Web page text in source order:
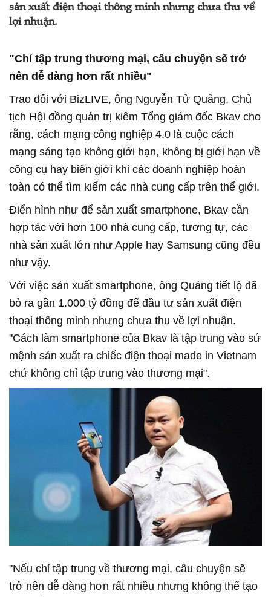
sản xuất điện thoại thông minh nhưng chưa thu về
lợi nhuận.
"Chỉ tập trung thương mại, câu chuyện sẽ trở
nên dễ dàng hơn rất nhiều"
Trao đổi với BizLIVE, ông Nguyễn Tử Quảng, Chủ
tịch Hội đồng quản trị kiêm Tổng giám đốc Bkav cho
rằng, cách mạng công nghiệp 4.0 là cuộc cách
mạng sáng tạo không giới hạn, không bị giới hạn về
công cụ hay biên giới khi các doanh nghiệp hoàn
toàn có thể tìm kiếm các nhà cung cấp trên thế giới.
Điển hình như để sản xuất smartphone, Bkav cần
hợp tác với hơn 100 nhà cung cấp, tương tự, các
nhà sản xuất lớn như Apple hay Samsung cũng đều
như vậy.
Với việc sản xuất smartphone, ông Quảng tiết lộ đã
bỏ ra gần 1.000 tỷ đồng để đầu tư sản xuất điện
thoại thông minh nhưng chưa thu về lợi nhuận.
"Cách làm smartphone của Bkav là tập trung vào sứ
mệnh sản xuất ra chiếc điện thoại made in Vietnam
chứ không chỉ tập trung vào thương mại".
"Nếu chỉ tập trung về thương mại, câu chuyện sẽ
trở nên dễ dàng hơn rất nhiều nhưng không thể tạo